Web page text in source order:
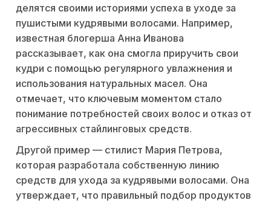
делятся своими историями успеха в уходе за
пушистыми кудрявыми волосами. Например,
известная блогерша Анна Иванова
рассказывает, как она смогла приручить свои
кудри с помощью регулярного увлажнения и
использования натуральных масел. Она
отмечает, что ключевым моментом стало
понимание потребностей своих волос и отказ от
агрессивных стайлинговых средств.
Другой пример — стилист Мария Петрова,
которая разработала собственную линию
средств для ухода за кудрявыми волосами. Она
утверждает, что правильный подбор продуктов